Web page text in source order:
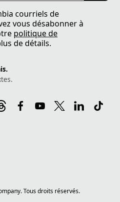
courriels de
vous désabonner à
politique de
de détails.
Tous droits réservés.